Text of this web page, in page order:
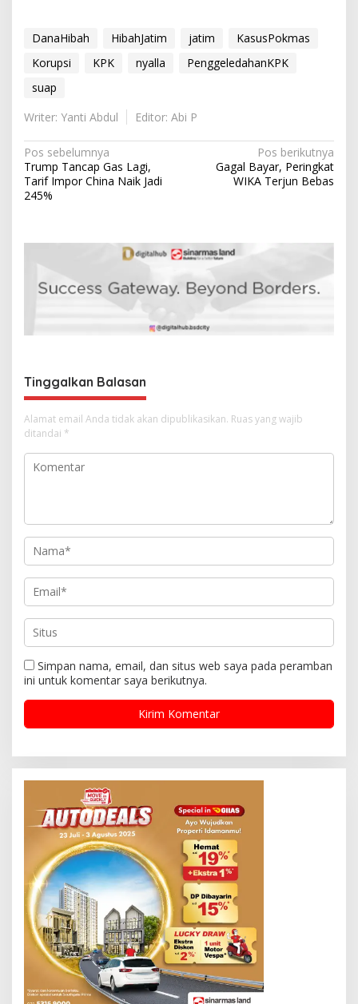
DanaHibah HibahJatim jatim
KasusPokmas
Korupsi
KPK nyalla
PenggeledahanKPK
suap
Writer: Yanti Abdul
Editor: Abi P
N
a
v
g
p
s
Pos sebelumnya
Trump Tancap Gas Lagi,
Tarif Impor China Naik Jadi
245%
Pos berikutnya
Gagal Bayar, Peringkat
WIKA Terjun Bebas
Tinggalkan Balasan
Alamat email Anda tidak akan dipublikasikan. Ruas yang wajib
ditandai *
Simpan nama, email, dan situs web saya pada peramban
ini untuk komentar saya berikutnya.